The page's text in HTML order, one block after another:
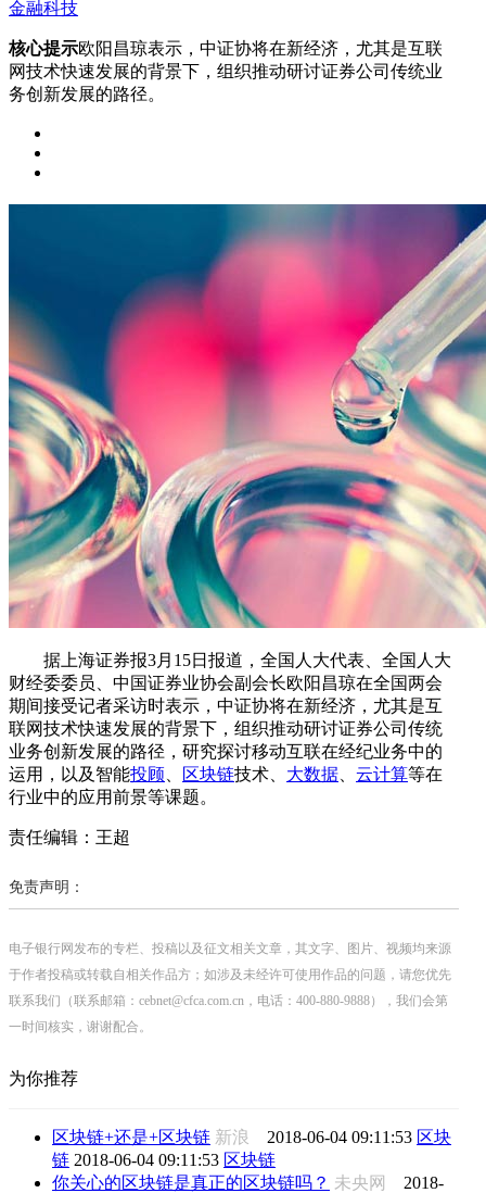
金融科技
核心提示欧阳昌琼表示，中证协将在新经济，尤其是互联
网技术快速发展的背景下，组织推动研讨证券公司传统业
务创新发展的路径。
据上海证券报3月15日报道，全国人大代表、全国人大
财经委委员、中国证券业协会副会长欧阳昌琼在全国两会
期间接受记者采访时表示，中证协将在新经济，尤其是互
联网技术快速发展的背景下，组织推动研讨证券公司传统
业务创新发展的路径，研究探讨移动互联在经纪业务中的
运用，以及智能投顾 区块链技术、 大数据 云计算等在
行业中的应用前景等课题。
责任编辑：王超
免责声明：
电子银行网发布的专栏、投稿以及征文相关文章，其文字、图片、视频均来源
于作者投稿或转载自相关作品方；如涉及未经许可使用作品的问题，请您优先
联系我们（联系邮箱：cebnet@cfca.com.cn，电话：400-880-9888），我们会第
一时间核实，谢谢配合。
为你推荐
区块链+还是+区块链 新浪 2018-06-04 09:11:53 区块
链 2018-06-04 09:11:53 区块链
你关心的区块链是真正的区块链吗？ 未央网 2018-